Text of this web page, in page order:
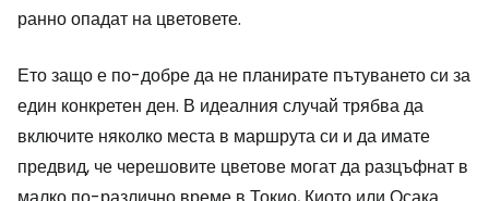
ранно опадат на цветовете.
Ето защо е по-добре да не планирате пътуването си за
един конкретен ден. В идеалния случай трябва да
включите няколко места в маршрута си и да имате
предвид, че черешовите цветове могат да разцъфнат в